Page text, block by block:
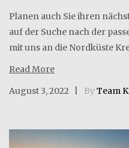
Planen auch Sie ihren
auf der Suche nach der
mit uns an die Nordküste
Read More
August 3, 2022
ByTeam